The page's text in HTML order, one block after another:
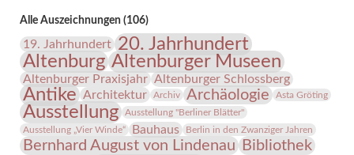
Alle Auszeichnungen (106)
19. Jahrhundert 20. Jahrhundert
Altenburg Altenburger Museen
Altenburger Praxisjahr Altenburger Schlossberg
Antike Architektur Archiv Archäologie Asta Gröting
Ausstellung
Ausstellung "Berliner Blätter"
Ausstellung „Vier Winde“
Bauhaus Berlin in den Zwanziger Jahren
Bernhard August von Lindenau Bibliothek